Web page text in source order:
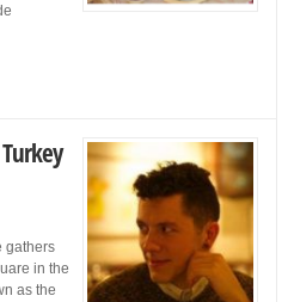
gathers
in the
as the